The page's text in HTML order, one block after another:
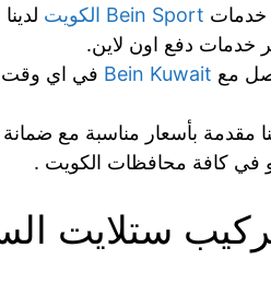
Bein Sport الكويت
خدمات دفع اون لاين.
مع Bein Kuwait في اي وقت
مقدمة بأسعار مناسبة مع ضمانة
ستلايت